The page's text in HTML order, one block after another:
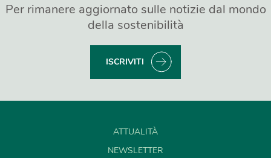
Per rimanere aggiornato sulle notizie dal mondo
della sostenibilità
ISCRIVITI
ATTUALITÀ
NEWSLETTER